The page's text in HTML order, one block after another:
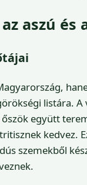
aszú
listára. A
együtt
kedvez.
szemekből